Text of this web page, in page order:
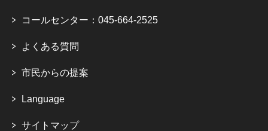
コールセンター：045-664-2525
よくある質問
市民からの提案
Language
サイトマップ